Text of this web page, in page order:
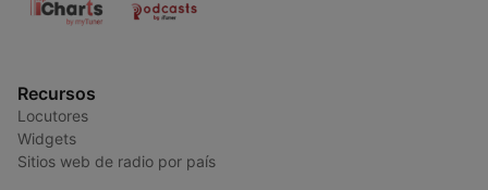
Recursos
Locutores
Widgets
Sitios web de radio por país